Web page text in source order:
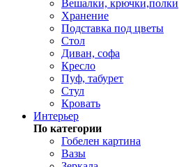
Вешалки, крючки,полки
Хранение
Подставка под цветы
Стол
Диван, софа
Кресло
Пуф, табурет
Стул
Кровать
Интерьер
По категории
Гобелен картина
Вазы